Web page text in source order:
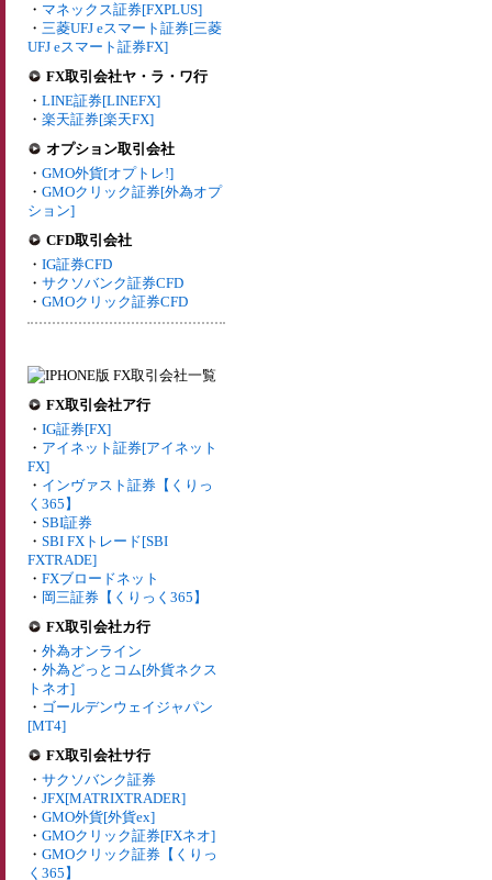
・ マネックス証券[FXPLUS]
・ 三菱UFJ eスマート証券[三菱
UFJ eスマート証券FX]
FX取引会社ヤ・ラ・ワ行
・ LINE証券[LINEFX]
・ 楽天証券[楽天FX]
オプション取引会社
・ GMO外貨[オプトレ!]
・ GMOクリック証券[外為オプ
ション]
CFD取引会社
・ IG証券CFD
・ サクソバンク証券CFD
・ GMOクリック証券CFD
FX取引会社ア行
・ IG証券[FX]
・ アイネット証券[アイネット
FX]
・ インヴァスト証券【くりっ
く365】
・ SBI証券
・ SBI FXトレード[SBI
FXTRADE]
・ FXブロードネット
・ 岡三証券【くりっく365】
FX取引会社カ行
・ 外為オンライン
・ 外為どっとコム[外貨ネクス
トネオ]
・ ゴールデンウェイジャパン
[MT4]
FX取引会社サ行
・ サクソバンク証券
・ JFX[MATRIXTRADER]
・ GMO外貨[外貨ex]
・ GMOクリック証券[FXネオ]
・ GMOクリック証券【くりっ
く365】